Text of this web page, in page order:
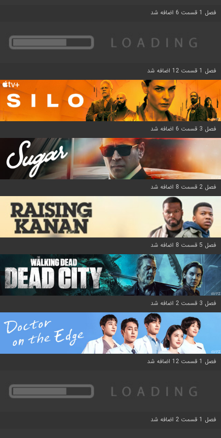
فصل 1 قسمت 6 اضافه شد
فصل 1 قسمت 12 اضافه شد
فصل 3 قسمت 6 اضافه شد
فصل 2 قسمت 8 اضافه شد
فصل 5 قسمت 8 اضافه شد
فصل 3 قسمت 2 اضافه شد
فصل 1 قسمت 12 اضافه شد
فصل 1 قسمت 2 اضافه شد